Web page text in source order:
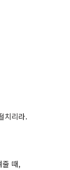
치리라.
때,